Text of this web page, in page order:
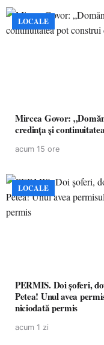
LOCALE
Mircea Govor:
credința și
acum 15 ore
LOCALE
PERMIS. Doi șoferi,
Petea! Unul avea
niciodată permis
acum 1 zi